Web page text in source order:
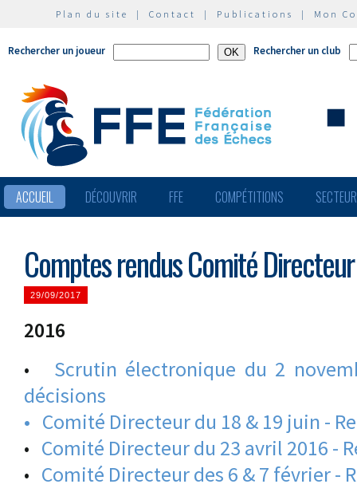
Plan du site | Contact | Publications | Mon
Rechercher un joueur Rechercher un club
ACCUEIL DÉCOUVRIR FFE COMPÉTITIONS
Comptes rendus Comité
29/09/2017
2016
• Scrutin électronique du 2
décisions
• Comité Directeur du 18 & 19 juin -
• Comité Directeur du 23 avril 2016 -
• Comité Directeur des 6 & 7 février -